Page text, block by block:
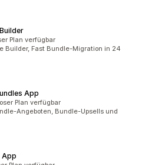
Plan verfügbar
Builder, Fast Bundle-Migration in 24
App
Plan verfügbar
Angeboten, Bundle-Upsells und
App